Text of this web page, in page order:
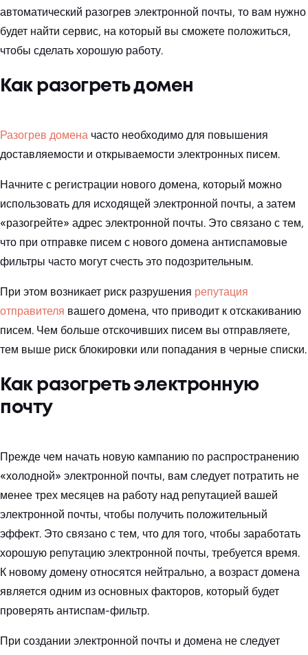
автоматический разогрев электронной почты, то вам нужно
будет найти сервис, на который вы сможете положиться,
чтобы сделать хорошую работу.
Как разогреть домен
Разогрев домена часто необходимо для повышения
доставляемости и открываемости электронных писем.
Начните с регистрации нового домена, который можно
использовать для исходящей электронной почты, а затем
«разогрейте» адрес электронной почты. Это связано с тем,
что при отправке писем с нового домена антиспамовые
фильтры часто могут счесть это подозрительным.
При этом возникает риск разрушения репутация
отправителя вашего домена, что приводит к отскакиванию
писем. Чем больше отскочивших писем вы отправляете,
тем выше риск блокировки или попадания в черные списки.
Как разогреть электронную
почту
Прежде чем начать новую кампанию по распространению
«холодной» электронной почты, вам следует потратить не
менее трех месяцев на работу над репутацией вашей
электронной почты, чтобы получить положительный
эффект. Это связано с тем, что для того, чтобы заработать
хорошую репутацию электронной почты, требуется время.
К новому домену относятся нейтрально, а возраст домена
является одним из основных факторов, который будет
проверять антиспам-фильтр.
При создании электронной почты и домена не следует